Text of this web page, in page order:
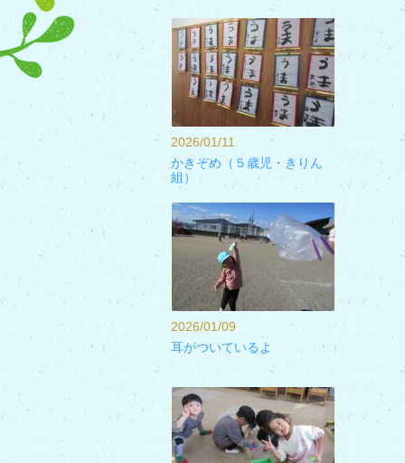
2026/01/11
かきぞめ（５歳児・きりん
組）
2026/01/09
耳がついているよ